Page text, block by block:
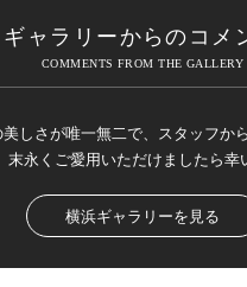
ギャラリーからのコメ
しさが唯一無二で、スタッフか
末永くご愛用いただけましたら幸
横浜ギャラリーを見る